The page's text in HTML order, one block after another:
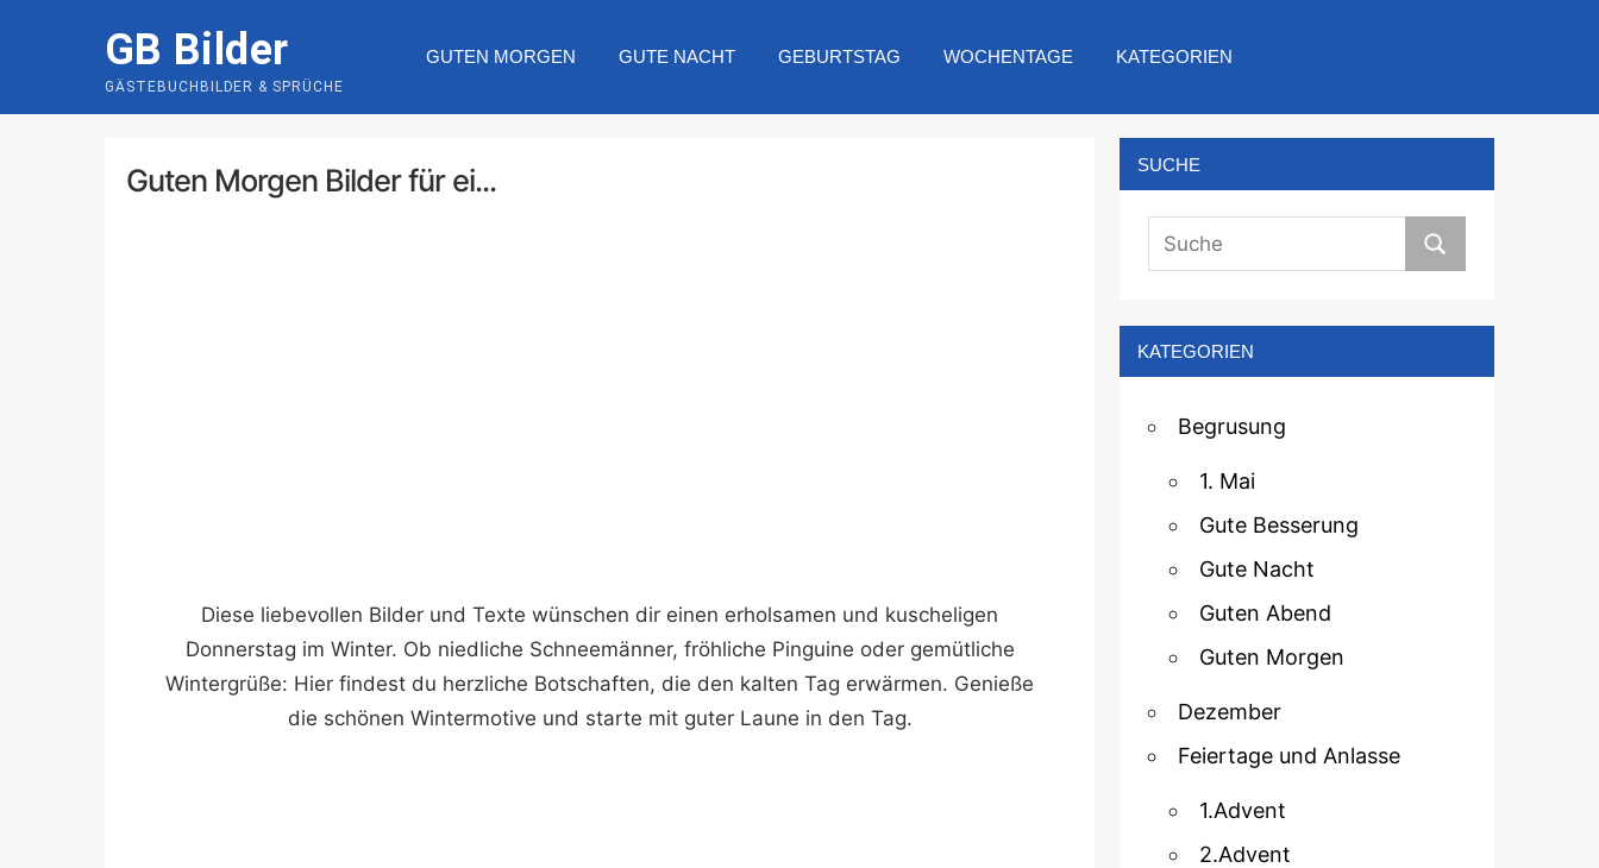
GB Bilder
GÄSTEBUCHBILDER & SPRÜCHE
GUTEN MORGEN GUTE NACHT GEBURTSTAG WOCHENTAGE KATEGORIEN
Guten Morgen Bilder für ei...
Diese liebevollen Bilder und Texte wünschen dir einen erholsamen und kuscheligen
Donnerstag im Winter. Ob niedliche Schneemänner, fröhliche Pinguine oder gemütliche
Wintergrüße: Hier findest du herzliche Botschaften, die den kalten Tag erwärmen. Genieße
die schönen Wintermotive und starte mit guter Laune in den Tag.
SUCHE
KATEGORIEN
Begrusung
1. Mai
Gute Besserung
Gute Nacht
Guten Abend
Guten Morgen
Dezember
Feiertage und Anlasse
1.Advent
2.Advent